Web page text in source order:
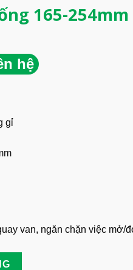
165-254mm
hệ
gỉ
van, ngăn chặn việc mở/
SGVL04 số lượng